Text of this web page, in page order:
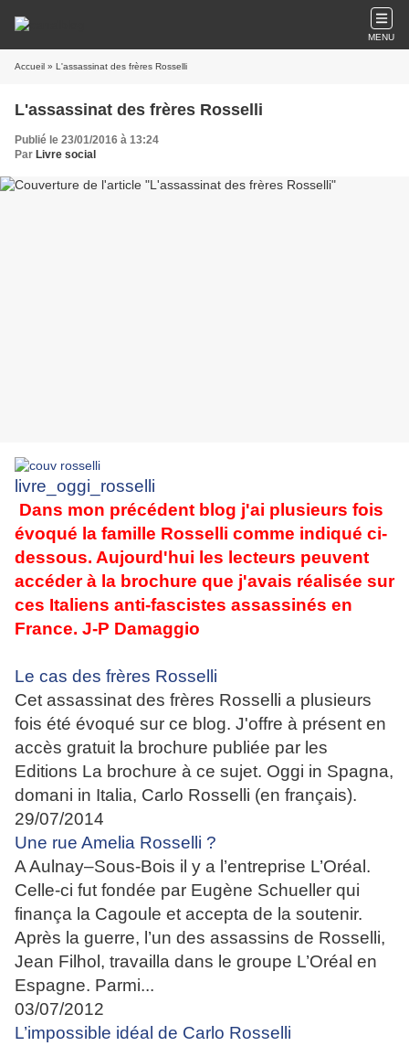
MENU
Accueil » L'assassinat des frères Rosselli
L'assassinat des frères Rosselli
Publié le 23/01/2016 à 13:24
Par Livre social
livre_oggi_rosselli
Dans mon précédent blog j'ai plusieurs fois
évoqué la famille Rosselli comme indiqué ci-
dessous. Aujourd'hui les lecteurs peuvent
accéder à la brochure que j'avais réalisée sur
ces Italiens anti-fascistes assassinés en
France. J-P Damaggio
Le cas des frères Rosselli
Cet assassinat des frères Rosselli a plusieurs
fois été évoqué sur ce blog. J'offre à présent en
accès gratuit la brochure publiée par les
Editions La brochure à ce sujet. Oggi in Spagna,
domani in Italia, Carlo Rosselli (en français).
29/07/2014
Une rue Amelia Rosselli ?
A Aulnay–Sous-Bois il y a l’entreprise L’Oréal.
Celle-ci fut fondée par Eugène Schueller qui
finança la Cagoule et accepta de la soutenir.
Après la guerre, l’un des assassins de Rosselli,
Jean Filhol, travailla dans le groupe L’Oréal en
Espagne. Parmi...
03/07/2012
L’impossible idéal de Carlo Rosselli